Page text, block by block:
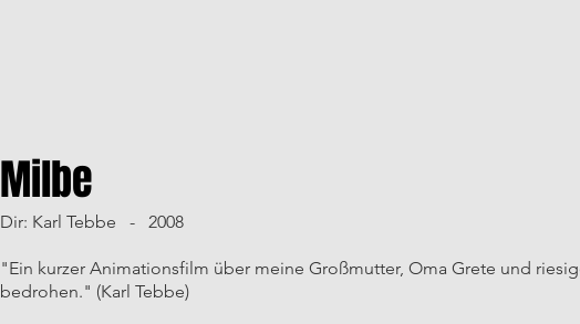
Milbe
Dir: Karl Tebbe - 2008
"Ein kurzer Animationsfilm über meine Großmutter, Oma Grete und
bedrohen." (Karl Tebbe)